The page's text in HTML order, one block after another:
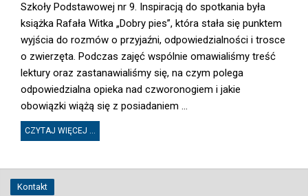
Szkoły Podstawowej nr 9. Inspiracją do spotkania była
książka Rafała Witka „Dobry pies”, która stała się punktem
wyjścia do rozmów o przyjaźni, odpowiedzialności i trosce
o zwierzęta. Podczas zajęć wspólnie omawialiśmy treść
lektury oraz zastanawialiśmy się, na czym polega
odpowiedzialna opieka nad czworonogiem i jakie
obowiązki wiążą się z posiadaniem ...
CZYTAJ WIĘCEJ ...
Kontakt